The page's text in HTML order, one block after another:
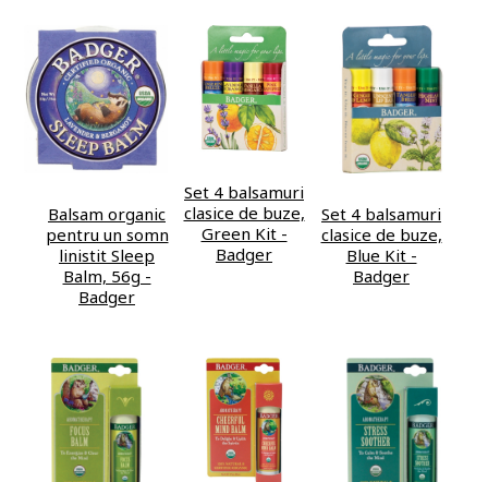
Balsam organic
pentru un somn
linistit Sleep
Balm, 56g -
Badger
Set 4 balsamuri
clasice de buze,
Green Kit -
Badger
Set 4 balsamuri
clasice de buze,
Blue Kit -
Badger